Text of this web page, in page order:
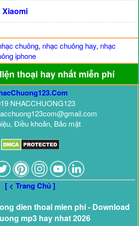
Xiaomi
chuông, nhạc chuông hay, nhạc
iphone
thoại hay nhất miễn phí
NHACCHUONG123
Điều khoản, Bảo mật
[ < Trang Chủ ]
dien thoai mien phi - Download
mp3 hay nhat 2026